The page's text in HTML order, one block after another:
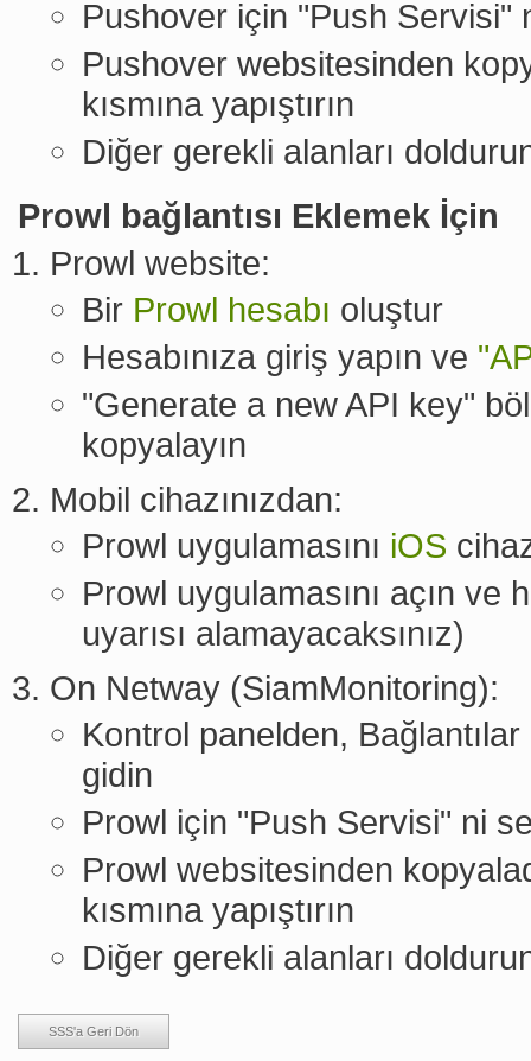
Pushover için "Push Servisi"
Pushover websitesinden
kısmına yapıştırın
Diğer gerekli alanları
Prowl bağlantısı Eklemek İçin
Prowl website:
Bir Prowl hesabı oluştur
Hesabınıza giriş yapın ve
"Generate a new API key"
kopyalayın
Mobil cihazınızdan:
Prowl uygulamasını iOS
Prowl uygulamasını açın ve
uyarısı alamayacaksınız)
On Netway (SiamMonitoring):
Kontrol panelden,
gidin
Prowl için "Push Servisi" ni
Prowl websitesinden
kısmına yapıştırın
Diğer gerekli alanları
SSS'a Geri Dön